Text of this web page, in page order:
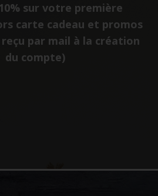
sur votre première
carte cadeau et promos
par mail à la création
du compte)